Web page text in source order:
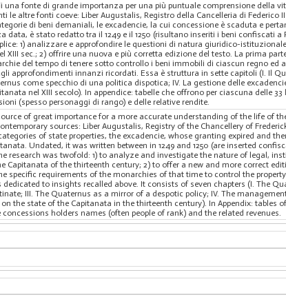
una fonte di grande importanza per una più puntuale comprensione della
le altre fonti coeve: Liber Augustalis, Registro della Cancelleria di
di beni demaniali, le excadencie, la cui concessione è scaduta e
data, è stato redatto tra il 1249 e il 1250 (risultano inseriti i beni confiscati a
1) analizzare e approfondire le questioni di natura giuridico-
XIII sec.; 2) offrire una nuova e più corretta edizione del testo. La prima
del tempo di tenere sotto controllo i beni immobili di ciascun regno ed
approfondimenti innanzi ricordati. Essa è struttura in sette capitoli (I. Il
come specchio di una politica dispotica; IV. La gestione delle
nel XIII secolo). In appendice: tabelle che offrono per ciascuna delle
(spesso personaggi di rango) e delle relative rendite.
of great importance for a more accurate understanding of the life of
sources: Liber Augustalis, Registry of the Chancellery of
of state properties, the excadencie, whose granting expired and
Undated, it was written between in 1249 and 1250 (are inserted
research was twofold: 1) to analyze and investigate the nature of legal,
Capitanata of the thirteenth century; 2) to offer a new and more correct
specific requirements of the monarchies of that time to control the
dedicated to insights recalled above. It consists of seven chapters (I. The
III. The Quaternus as a mirror of a despotic policy; IV. The
the state of the Capitanata in the thirteenth century). In Appendix:
holders names (often people of rank) and the related revenues.